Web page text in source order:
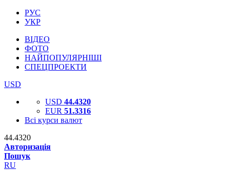
РУС
УКР
ВІДЕО
ФОТО
НАЙПОПУЛЯРНІШІ
СПЕЦПРОЕКТИ
USD
USD 44.4320
EUR 51.3316
Всі курси валют
44.4320
Авторизація
Пошук
RU